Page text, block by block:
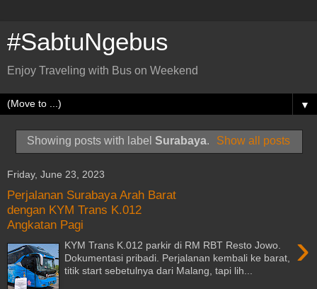
#SabtuNgebus
Enjoy Traveling with Bus on Weekend
▼
Showing posts with label Surabaya. Show all posts
Friday, June 23, 2023
Perjalanan Surabaya Arah Barat
dengan KYM Trans K.012
Angkatan Pagi
›
KYM Trans K.012 parkir di RM RBT Resto Jowo.
Dokumentasi pribadi. Perjalanan kembali ke barat,
titik start sebetulnya dari Malang, tapi lih...